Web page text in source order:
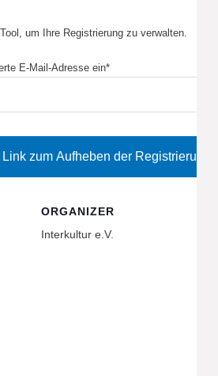
ORGANIZER
Interkultur e.V.
um Ihre Registrierung zu verwalten.
E-Mail-Adresse ein*